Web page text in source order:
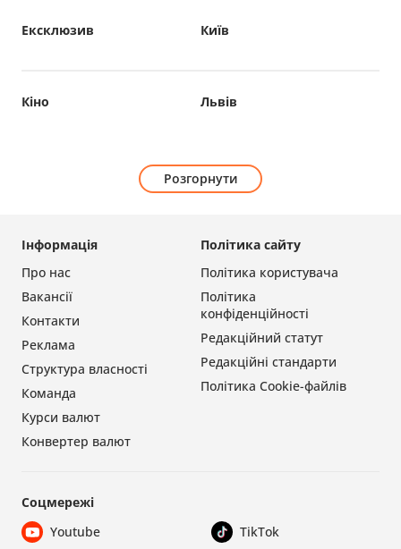
Ексклюзив Київ
Кіно Львів
Розгорнути
Політика сайту
Політика користувача
Політика
конфіденційності
Редакційний статут
Редакційні стандарти
Політика Cookie-файлів
Інформація
Про нас
Вакансії
Контакти
Реклама
Структура власності
Команда
Курси валют
Конвертер валют
Соцмережі
Youtube
TikTok